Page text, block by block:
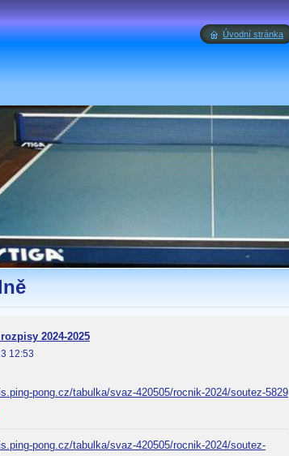
2024-2025
12:53
pong.cz/tabulka/svaz-420505/rocnik-2024/soutez-5829
pong.cz/tabulka/svaz-420505/rocnik-2024/soutez-
Úvodní stránka